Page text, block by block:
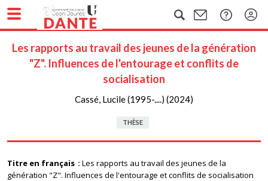
Les rapports au travail des jeunes de la génération
"Z". Influences de l'entourage et conflits de
socialisation
Cassé, Lucile (1995-....) (2024)
THÈSE
Titre en français
Les rapports au travail des jeunes de la
génération "Z". Influences de l'entourage et conflits de socialisation